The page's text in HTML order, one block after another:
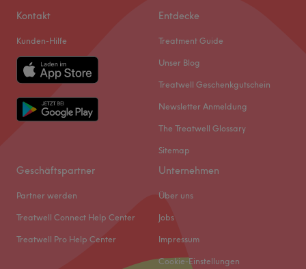
Kontakt
Kunden-Hilfe
Entdecke
Treatment Guide
Unser Blog
Treatwell Geschenkgutschein
Newsletter Anmeldung
The Treatwell Glossary
Sitemap
Geschäftspartner
Partner werden
Treatwell Connect Help Center
Treatwell Pro Help Center
Unternehmen
Über uns
Jobs
Impressum
Cookie-Einstellungen